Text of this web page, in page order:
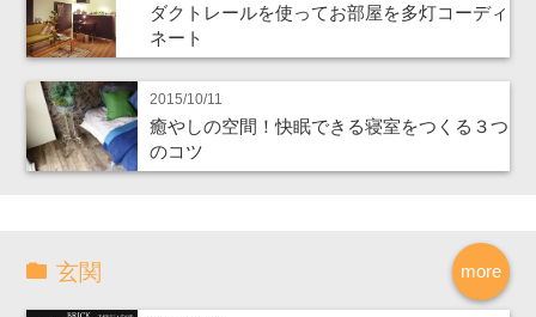
ダクトレールを使ってお部屋を多灯コーディ
ネート
2015/10/11
癒やしの空間！快眠できる寝室をつくる３つ
のコツ
more
玄関